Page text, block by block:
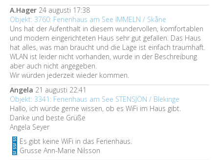
A.Hager 24 augusti 17:38
Objekt: 3760: Ferienhaus am See IMMELN / Skåne
Uns hat der Aufenthalt in diesem wundervollen, komfortablen
und modern eingerichteten Haus sehr gut gefallen. Das Haus
hat alles, was man braucht und die Lage ist einfach traumhaft.
WLAN ist leider nicht vorhanden, wurde in der Beschreibung
aber auch nicht angegeben.
Wir würden jederzeit wieder kommen.
Angela 21 augusti 22:41
Objekt: 3341: Ferienhaus am See STENSJÖN / Blekinge
Hallo, ich würde gerne wissen, ob es WiFi im Haus gibt.
Danke und beste Grüße
Angela Seyer
Es gibt keine WiFi in das Ferienhaus.
Grusse Ann-Marie Nilsson